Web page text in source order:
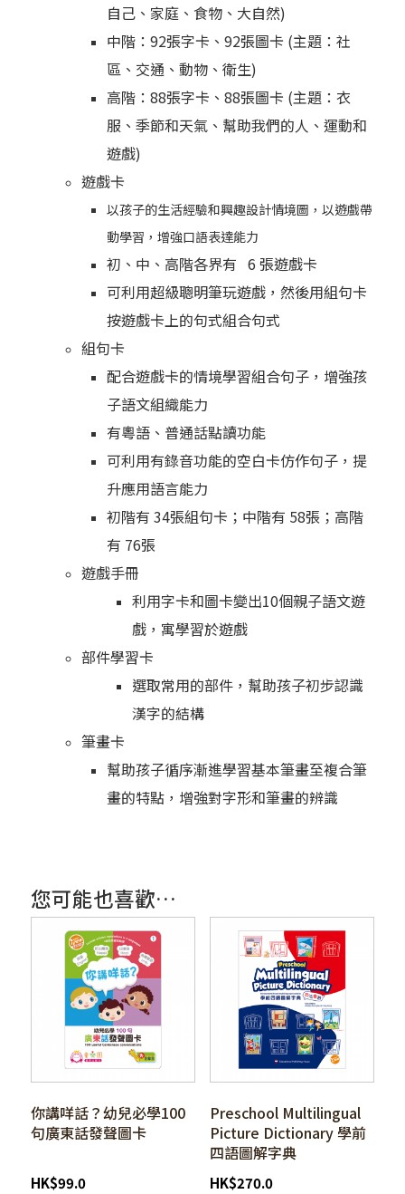
自己、家庭、食物、大自然)
中階： 92張字卡、 92張圖卡 (主題：社
區、交通、動物、衛生)
高階： 88張字卡、 88張圖卡 (主題：衣
服、季節和天氣、幫助我們的人、運動和
遊戲)
遊戲卡
以孩子的生活經驗和興趣設計情境圖，以遊戲帶
動學習，增強口語表達能力
初、中、高階各界有 6 張遊戲卡
可利用超級聰明筆玩遊戲，然後用組句卡
按遊戲卡上的句式組合句式
組句卡
配合遊戲卡的情境學習組合句子，增強孩
子語文組織能力
有粵語、普通話點讀功能
可利用有錄音功能的空白卡仿作句子，提
升應用語言能力
初階有 34張組句卡；中階有 58張；高階
有 76張
遊戲手冊
利用字卡和圖卡變出10個親子語文遊
戲，寓學習於遊戲
部件學習卡
選取常用的部件，幫助孩子初步認識
漢字的結構
筆畫卡
幫助孩子循序漸進學習基本筆畫至複合筆
畫的特點，增強對字形和筆畫的辨識
您可能也喜歡…
你講咩話？幼兒必學100
句廣東話發聲圖卡
HK$99.0
Preschool Multilingual
Picture Dictionary 學前
四語圖解字典
HK$270.0